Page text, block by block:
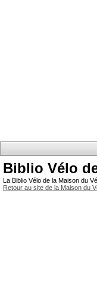
Biblio Vélo
La Biblio Vélo de la Maison du
Retour au site de la Maison du